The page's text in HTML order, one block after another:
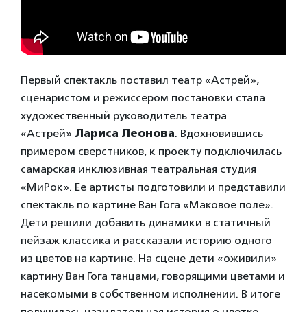
Первый спектакль поставил театр «Астрей»,
сценаристом и режиссером постановки стала
художественный руководитель театра
«Астрей» Лариса Леонова. Вдохновившись
примером сверстников, к проекту подключилась
самарская инклюзивная театральная студия
«МиРок». Ее артисты подготовили и представили
спектакль по картине Ван Гога «Маковое поле».
Дети решили добавить динамики в статичный
пейзаж классика и рассказали историю одного
из цветов на картине. На сцене дети «оживили»
картину Ван Гога танцами, говорящими цветами и
насекомыми в собственном исполнении. В итоге